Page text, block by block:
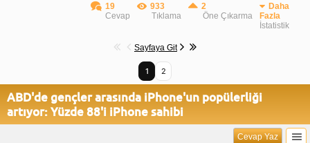
19
Cevap
933
Tıklama
2
Öne Çıkarma
Daha
Fazla
İstatistik
Sayfaya Git
1 2
ABD'de gençler arasında iPhone'un popülerliği
artıyor: Yüzde 88'i iPhone sahibi
Cevap Yaz